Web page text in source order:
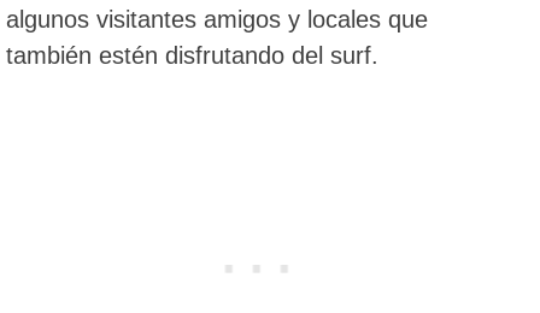
algunos visitantes amigos y locales que
también estén disfrutando del surf.